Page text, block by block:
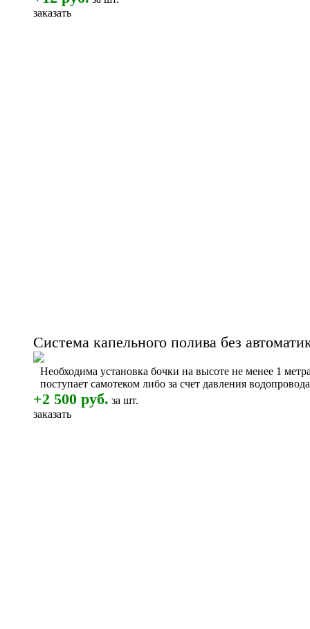
заказать
Система капельного полива без
Необходима установка бочки на высоте не менее 1
поступает самотеком либо за счет давления
+2 500 руб. за шт.
заказать